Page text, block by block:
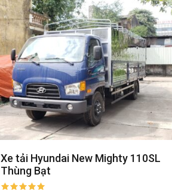
Xe tải Hyundai New Mighty 110SL
Thùng Bạt